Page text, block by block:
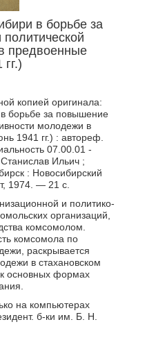
в борьбе за
предвоенные
копией оригинала:
борьбе за повышение
молодежи в
1941 гг.) : автореф.
07.00.01 -
Ильич ;
: Новосибирский
1974. — 21 с.
и политико-
организаций,
комсомолом.
комсомола по
раскрывается
в стахановском
основных формах
на компьютерах
б-ки им. Б. Н.